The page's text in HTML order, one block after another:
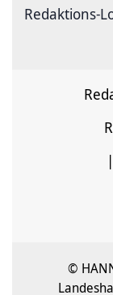
Redaktions-
©